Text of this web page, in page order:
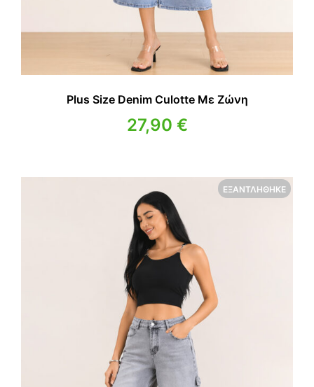
Plus Size Denim Culotte Με Ζώνη
27,90 €
ΕΞΑΝΤΛΉΘΗΚΕ